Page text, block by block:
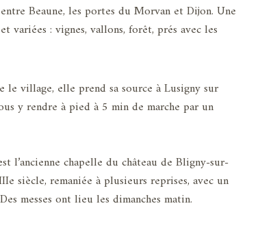
Beaune, les portes du Morvan et Dijon. Une
variées : vignes, vallons, forêt, prés avec les
village, elle prend sa source à Lusigny sur
y rendre à pied à 5 min de marche par un
l’ancienne chapelle du château de Bligny-sur-
siècle, remaniée à plusieurs reprises, avec un
messes ont lieu les dimanches matin.